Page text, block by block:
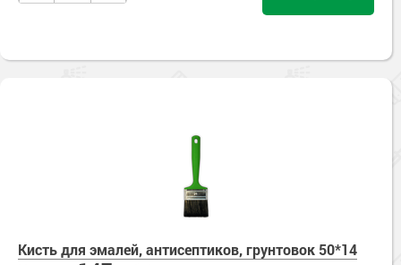
Кисть для эмалей, антисептиков, грунтовок 50*14